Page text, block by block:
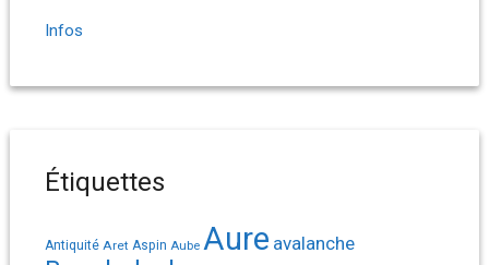
Infos
Étiquettes
Antiquité Aret Aspin Aube Aure avalanche